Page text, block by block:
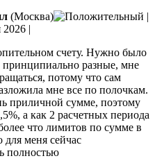
(Москва)
|
2026 |
счету. Нужно было
принципиально разные, мне
потому что сам
мне все по полочкам.
приличной сумме, поэтому
а как 2 расчетных периода
что лимитов по сумме в
для меня сейчас
полностью